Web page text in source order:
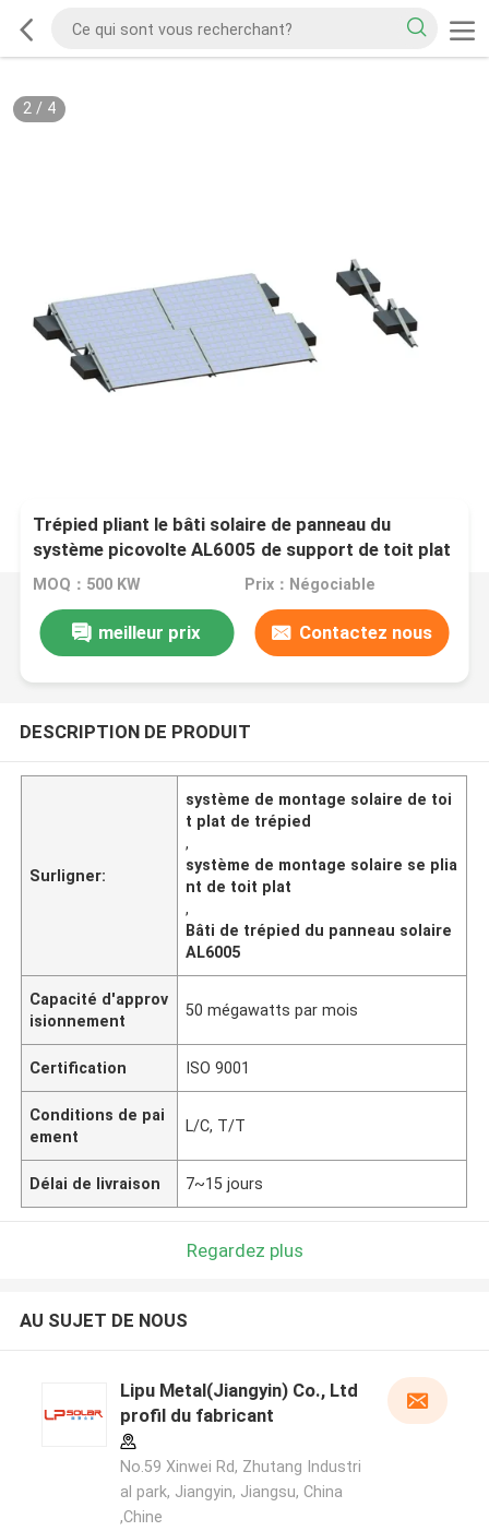
2/ 4
Trépied pliant le bâti solaire de panneau du
système picovolte AL6005 de support de toit plat
MOQ：500 KW Prix：Négociable
meilleur prix Contactez nous
DESCRIPTION DE PRODUIT
Surligner:
système de montage solaire de toi
t plat de trépied
,
système de montage solaire se plia
nt de toit plat
,
Bâti de trépied du panneau solaire
AL6005
Capacité d'approv
isionnement
50 mégawatts par mois
Certification ISO 9001
Conditions de pai
ement
L/C, T/T
Délai de livraison 7~15 jours
Regardez plus
AU SUJET DE NOUS
Lipu Metal(Jiangyin) Co., Ltd
profil du fabricant
No.59 Xinwei Rd, Zhutang Industri
al park, Jiangyin, Jiangsu, China
,Chine